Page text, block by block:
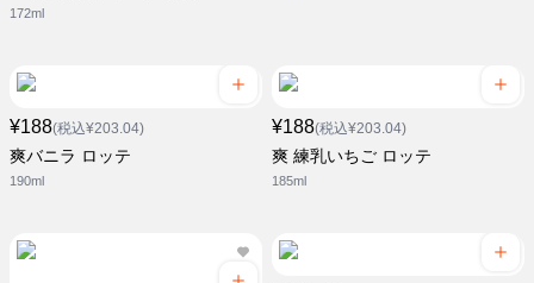
172ml
¥188(税込¥203.04)
爽バニラ ロッテ
190ml
¥188(税込¥203.04)
爽 練乳いちご ロッテ
185ml